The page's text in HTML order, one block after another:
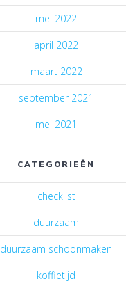
mei 2022
april 2022
maart 2022
september 2021
mei 2021
CATEGORIEËN
checklist
duurzaam
duurzaam schoonmaken
koffietijd